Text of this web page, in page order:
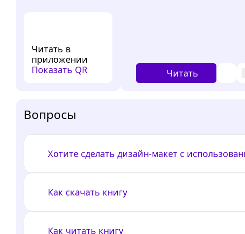
Читать в
приложении
Показать QR
Читать
Вопросы
Хотите сделать дизайн-макет с
Как скачать книгу
Как читать книгу